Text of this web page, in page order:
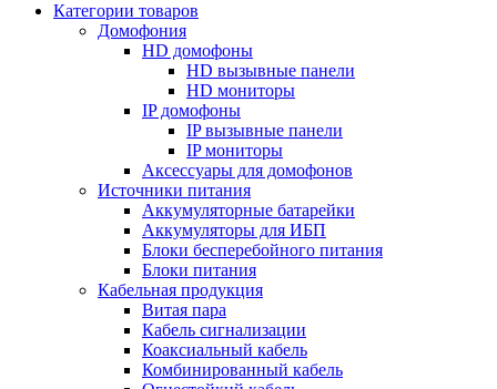
Категории товаров
Домофония
HD домофоны
HD вызывные панели
HD мониторы
IP домофоны
IP вызывные панели
IP мониторы
Аксессуары для домофонов
Источники питания
Аккумуляторные батарейки
Аккумуляторы для ИБП
Блоки бесперебойного питания
Блоки питания
Кабельная продукция
Витая пара
Кабель сигнализации
Коаксиальный кабель
Комбинированный кабель